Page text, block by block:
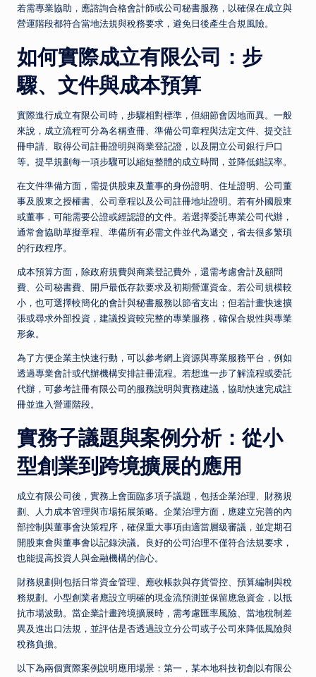
若需專業協助，應諮詢合格會計師或公司秘書服務，以確保在成立與
營運階段都符合當地法規與稅務要求，避免日後產生合規風險。
如何實際成立有限公司：步
驟、文件與成本預算
實際進行成立有限公司時，步驟相對標準，但細節會因地而異。一般
來說，成立流程可分為名稱查冊、準備公司章程與法定文件、提交註
冊申請、取得公司註冊證明與商業登記證，以及開立公司銀行戶口
等。提早規劃每一項步驟可以縮短整體的成立時間，並降低錯誤率。
在文件準備方面，需提供股東及董事的身份證明、住址證明、公司董
事及股東之授權書、公司章程以及公司註冊地址證明。若有外國股東
或董事，可能需要公證或經認證的文件。若選擇委託專業公司代辦，
通常會協助草擬章程、準備所有必需文件並代為遞交，省去很多繁瑣
的行政程序。
成本預算方面，除政府規費與商業登記費外，還需考慮會計及顧問
費、公司秘書費、開戶最低存款要求及初期營運資金。若公司規模較
小，也可選擇較簡化的會計與秘書服務以節省支出；但若計畫快速擴
張或尋求外部投資，建議投資較完整的專業服務，確保合規性與專業
形象。
為了方便企業主快速行動，可以參考網上資源與專業服務平台，例如
透過專業會計或代辦機構安排註冊流程。若想進一步了解流程或委託
代辦，可參考註冊有限公司的服務說明與實務建議，協助快速完成註
冊並進入營運階段。
實務子議題與案例分析：從小
型創業到跨境擴展的應用
成立有限公司後，實務上會面臨多項子議題，包括企業治理、財務規
劃、人力成本管理與市場拓展策略。企業治理方面，應建立完善的內
部控制與董事會決策程序，確保重大事項由適當層級審議，並定期召
開股東會與董事會以記錄決議。良好的公司治理不僅符合法規要求，
也能提高投資人與金融機構的信心。
財務規劃則包括日常資金管理、應收帳款與存貨管控、預算編制與稅
務規劃。小型創業者應設立明確的現金流預測並保留應急資金，以抵
抗市場波動。當企業計畫跨境擴展時，需考慮匯率風險、當地稅制差
異及進出口法規，並評估是否透過設立分公司或子公司來降低風險與
稅務負擔。
以下為兩個實際案例說明應用場景：第一，某本地科技初創以有限公